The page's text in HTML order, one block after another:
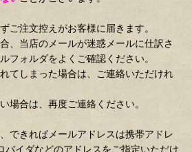
ご注文控えがお客様に届きます。
、当店のメールが迷惑メールに仕訳さ
フォルダをよくご確認ください。
てしまった場合は、ご連絡いただけれ
場合は、再度ご連絡ください。
できればメールアドレスは携帯アドレ
バイダなどのアドレスをご指定いただけ